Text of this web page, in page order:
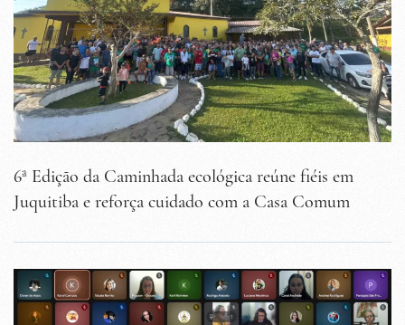
6ª Edição da Caminhada ecológica reúne fiéis em
Juquitiba e reforça cuidado com a Casa Comum